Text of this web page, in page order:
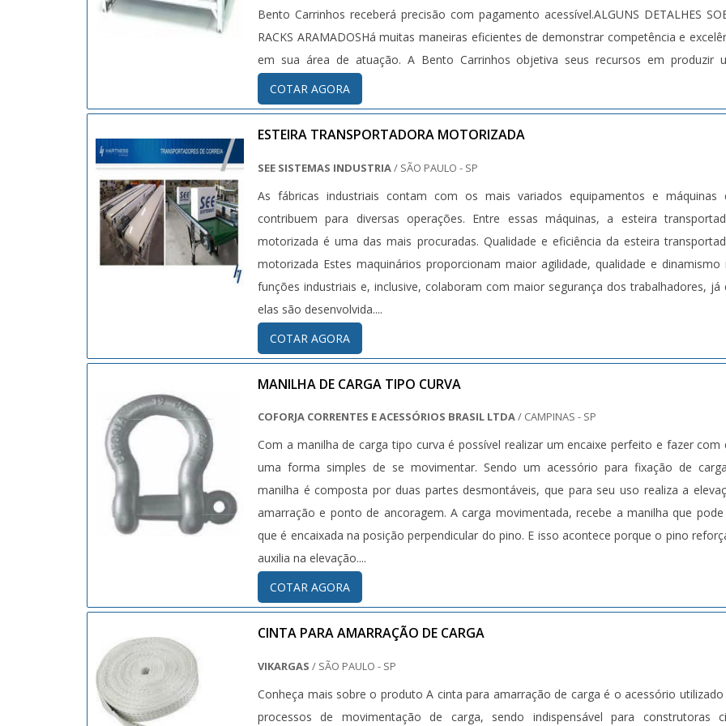
Bento Carrinhos receberá precisão com pagamento acessível.ALGUNS DETALHES
RACKS ARAMADOSHá muitas maneiras eficientes de demonstrar competência e
em sua área de atuação. A Bento Carrinhos objetiva seus recursos em produzir
estrutura aos clientes com: Escritório de alta qualidade onde são realizadas as
Catálogo amplo de produtos; Tecnologia de ponta. Tudo isso para oferecer
aramados com excelente custo-benefício. Não obstante, quando falamos em
ótima qualidade e assertividade, características simples, mas que
comprometimento da empresa com seus clientes.É por esses motivos que a
Carrinhos é segura quando se fala do segmento de fabricação e reforma de
empresa objetiva garantir a tecnologia e desenvolvimento no que gera
qualidade para os clientes. Na organização é possível encontrar uma equipe
trabalhadores de alta qualidade que terão grande satisfação em
atender.QUALIDADES E PONTOS FORTES DA EMPRESANa Bento Carrinhos tem a
ideal para fabricação e reforma de carrinhos. São diversas opções de itens
como carrinhos de supermercado e porta temperos com ótima qualidade e
custo-benefício.Garantimos a satisfação dos clientes através de um atendimento
empresa que tem sido apontada de forma positiva no segmento por toda
qualidade, o que garante uma entrega de excelência de ponta a ponta.Aproveite a
para acessar o nosso site e saber mais sobre a empresa, nossos serviços e
preferir, entre em contato com um dos nossos consultores e solicite um orçamento!.
COTAR AGORA
ESTEIRA TRANSPORTADORA MOTORIZADA
SEE SISTEMAS INDUSTRIA/ SÃO PAULO - SP
As fábricas industriais contam com os mais variados equipamentos e máquinas
contribuem para diversas operações. Entre essas máquinas, a esteira
motorizada é uma das mais procuradas. Qualidade e eficiência da esteira
motorizada Estes maquinários proporcionam maior agilidade, qualidade e dinamismo
funções industriais e, inclusive, colaboram com maior segurança dos trabalhadores, já
elas são desenvolvida....
COTAR AGORA
MANILHA DE CARGA TIPO CURVA
COFORJA CORRENTES E ACESSÓRIOS BRASIL LTDA/ CAMPINAS - SP
Com a manilha de carga tipo curva é possível realizar um encaixe perfeito e fazer com
uma forma simples de se movimentar. Sendo um acessório para fixação de
manilha é composta por duas partes desmontáveis, que para seu uso realiza a
amarração e ponto de ancoragem. A carga movimentada, recebe a manilha que
que é encaixada na posição perpendicular do pino. E isso acontece porque o pino
auxilia na elevação....
COTAR AGORA
CINTA PARA AMARRAÇÃO DE CARGA
VIKARGAS / SÃO PAULO - SP
Conheça mais sobre o produto A cinta para amarração de carga é o acessório utilizado
processos de movimentação de carga, sendo indispensável para construtoras